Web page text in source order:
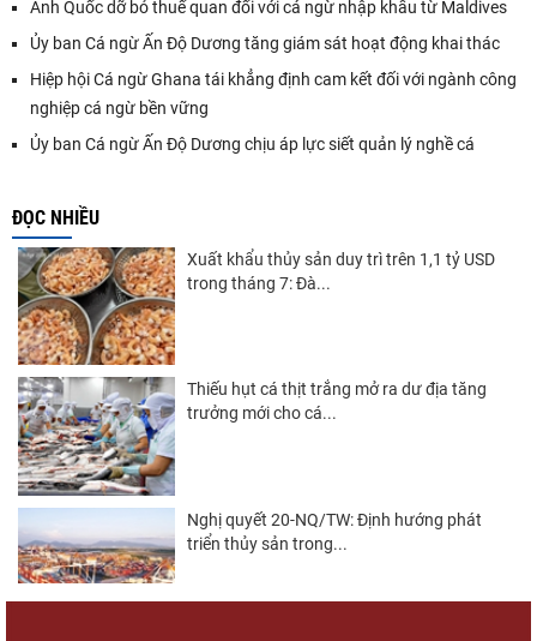
Anh Quốc dỡ bỏ thuế quan đối với cá ngừ nhập khẩu từ Maldives
Ủy ban Cá ngừ Ấn Độ Dương tăng giám sát hoạt động khai thác
Hiệp hội Cá ngừ Ghana tái khẳng định cam kết đối với ngành công
nghiệp cá ngừ bền vững
Ủy ban Cá ngừ Ấn Độ Dương chịu áp lực siết quản lý nghề cá
ĐỌC NHIỀU
Xuất khẩu thủy sản duy trì trên 1,1 tỷ USD
trong tháng 7: Đà...
Thiếu hụt cá thịt trắng mở ra dư địa tăng
trưởng mới cho cá...
Nghị quyết 20-NQ/TW: Định hướng phát
triển thủy sản trong...